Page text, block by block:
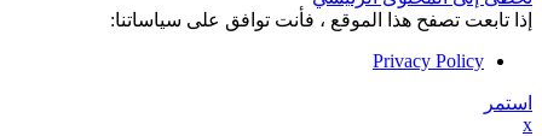
إذا تابعت تصفح هذا الموقع ، فأنت توافق على سياساتنا:
Privacy Policy
استمر
x